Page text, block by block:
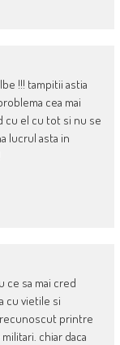
!!! tampitii astia
cea mai
cu el cu tot si nu se
lucrul asta in
ce sa mai cred
cu vietile si
recunoscut printre
chiar daca